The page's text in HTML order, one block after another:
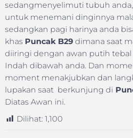
sedangmenyelimuti tubuh
untuk menemani dinginnya
sedangkan pagi harinya anda
khas Puncak B29 dimana saat
diiringi dengan awan putih
Indah dibawah anda. Dan
moment menakjubkan dan
lupakan saat berkunjung di
Diatas Awan ini.­
Dilihat: 1,100